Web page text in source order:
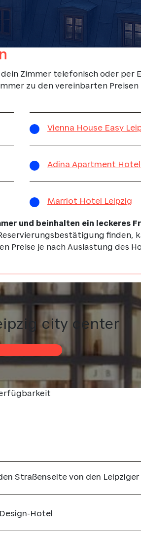
Zimmer telefonisch oder per
zu den vereinbarten
Vienna House Easy
Adina Apartment Hotel
Marriot Hotel Leipzig
und beinhalten ein leckeres
finden,
Preise je nach Auslastung des
city center
des Hotels
Straßenseite von den Leipziger
Hotel